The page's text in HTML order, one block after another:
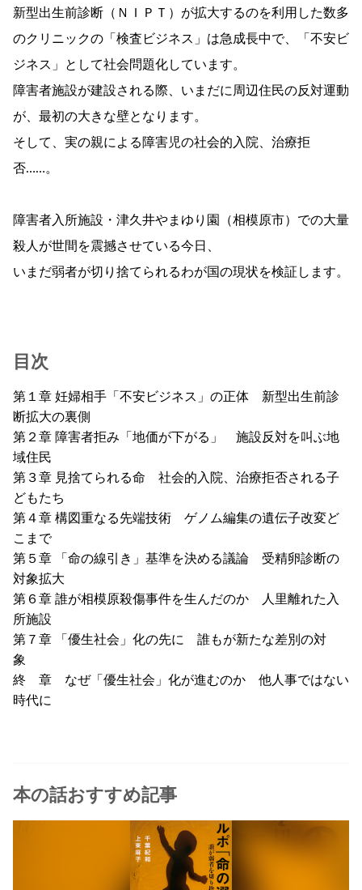
新型出生前診断（ＮＩＰＴ）が拡大するのを利用した数多
のクリニックの「検査ビジネス」は急成長中で、「不安ビ
ジネス」として社会問題化しています。
障害者施設が建設される際、いまだに周辺住民の反対運動
が、最初の大きな壁となります。
そして、実の親による障害児の社会的入院、治療拒
否……。
障害者入所施設・津久井やまゆり園（相模原市）での大量
殺人が世間を震撼させている今日、
いまだ弱者が切り捨てられるわが国の現状を検証します。
目次
第１章 妊婦相手「不安ビジネス」の正体 新型出生前診
断拡大の裏側
第２章 障害者拒み「地価が下がる」 施設反対を叫ぶ地
域住民
第３章 見捨てられる命 社会的入院、治療拒否される子
どもたち
第４章 構図重なる先端技術 ゲノム編集の遺伝子改変ど
こまで
第５章 「命の線引き」基準を決める議論 受精卵診断の
対象拡大
第６章 誰が相模原殺傷事件を生んだのか 人里離れた入
所施設
第７章 「優生社会」化の先に 誰もが新たな差別の対
象
終 章 なぜ「優生社会」化が進むのか 他人事ではない
時代に
本の話おすすめ記事